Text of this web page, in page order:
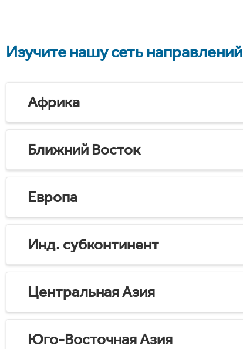
Изучите нашу сеть направлений
Африка
Ближний Восток
Европа
Инд. субконтинент
Центральная Азия
Юго-Восточная Азия